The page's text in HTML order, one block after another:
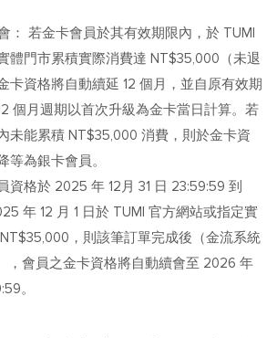
： 若金卡會員於其有效期限內，於 TUMI
體門市累積實際消費達 NT$35,000（未退
卡資格將自動續延 12 個月，並自原有效期
個月週期以首次升級為金卡當日計算。若
未能累積 NT$35,000 消費，則於金卡資
等為銀卡會員。
資格於 2025 年 12月 31 日 23:59:59 到
年 12 月 1 日於 TUMI 官方網站或指定實
，則該筆訂單完成後（金流系統
，會員之金卡資格將自動續會至 2026 年
。